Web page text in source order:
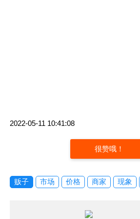
2022-05-11 10:41:08
很赞哦！
贩子 市场 价格 商家 现象